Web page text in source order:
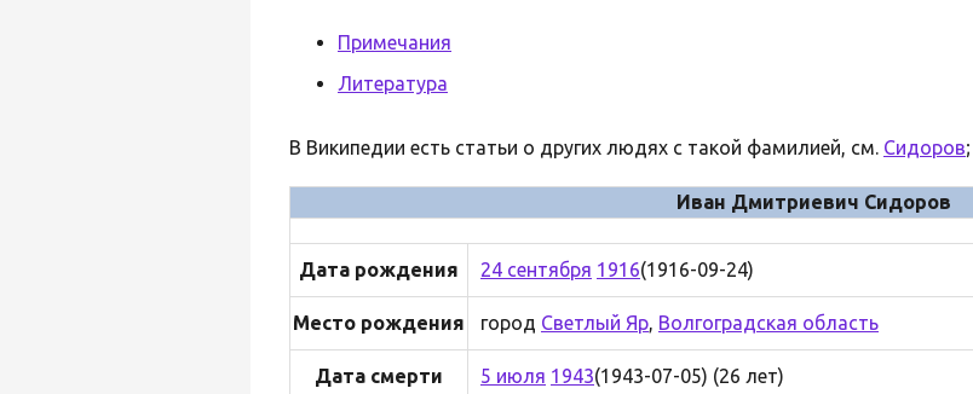
Примечания
Литература
В Википедии есть статьи о других людях с такой фамилией, см. Сидоров;
Иван Дмитриевич Сидоров
Дата рождения 24 сентября 1916(1916-09-24)
Место рождения город Светлый Яр, Волгоградская область
Дата смерти 5 июля 1943(1943-07-05) (26 лет)